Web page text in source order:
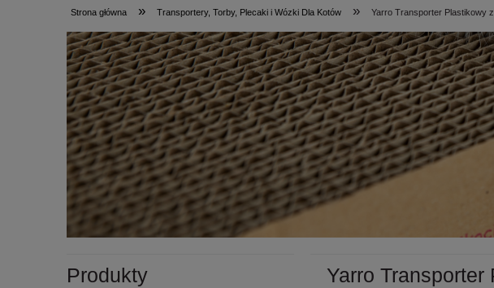
Strona główna » Transportery, Torby, Plecaki i Wózki Dla Kotów » Yarro Transporter Plastikowy
Produkty
Yarro